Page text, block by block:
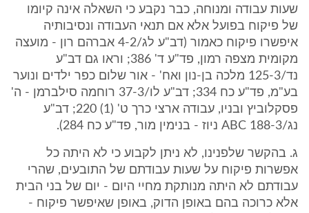
שעות עבודה ומנוחה, כבר נקבע כי השאלה אינה קיומו
של פיקוח בפועל אלא אם תנאי העבודה ונסיבותיה
איפשרו פיקוח כאמור (דב"ע לג/4-2 אברהם רון - מועצה
מקומית מצפה רמון, פד"ע ד' 386; וראו גם דב"ע
נד/125-3 מלכה בן-נון ואח' - אור שלום כפר ילדים ונוער
בע"מ, פד"ע כח 334; דב"ע לו/37-3 רוחמה סילברמן - ה'
פסקלוביץ ובניו, עבודה ארצי כרך ט' (1) 220; דב"ע
נג/188-3 ABC ניוז - בנימין מור, פד"ע כח 284).
ג. בהקשר שלפנינו, לא ניתן לקבוע כי לא היתה כל
אפשרות פיקוח על שעות עבודתם של התובעים, שהרי
עבודתם לא היתה מנותקת מחיי היום - יום של בני הבית
אלא כרוכה בהם באופן הדוק, באופן שאיפשר פיקוח -